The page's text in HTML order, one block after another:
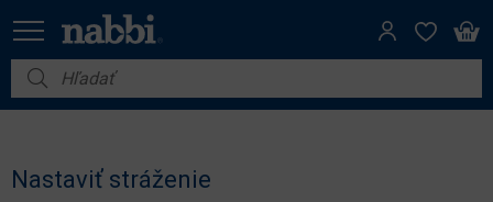
Nábytok
Dom a záhrada
Nastaviť stráženie